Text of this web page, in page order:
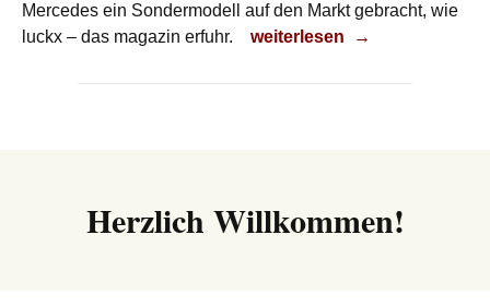
Mercedes ein Sondermodell auf den Markt gebracht, wie
luckx – das magazin erfuhr.
Das lässt Trucker-Herzen
weiterlesen →
Herzlich Willkommen!